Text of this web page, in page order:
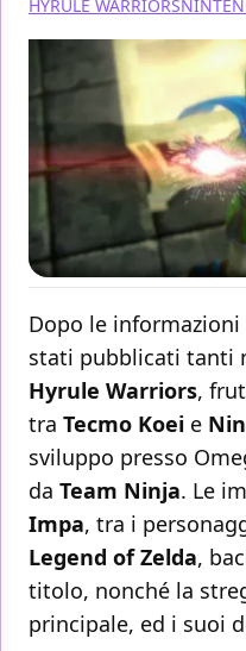
HYRULE WARRIORS
Dopo le
stati pubblicati tanti
Hyrule Warriors,
tra Tecmo Koei e
sviluppo presso
da Team Ninja. Le
Impa, tra i
Legend of Zelda,
titolo, nonché la
principale, ed i suoi